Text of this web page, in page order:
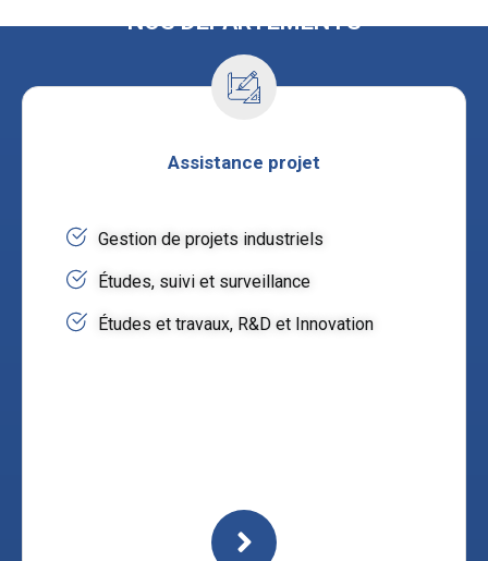
NOS DÉPARTEMENTS
Assistance projet
Gestion de projets industriels
Études, suivi et surveillance
Études et travaux, R&D et Innovation